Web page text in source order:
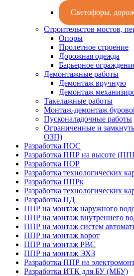
Светофоры,
Строительстов мостов,
Опоры
Пролетное строение
Дорожная одежда
Барьерное
Демонтажные работы
Демонтаж вручную
Демонтаж
Такелажные работы
Монтаж-демонтаж
Пусконаладочные работы
Ограниченные и
ОЗП)
Разработка ПОС
Разработка ППР на высоте
Разработка ПОР
Разработка технологических
Разработка ППРк
Разработка технологических
Разработка ПД
ППР на монтаж наружного
ППР на монтаж внутреннего
ППР на монтаж систем
ППР на монтаж ворот
ППР на монтаж РВС
ППР на монтаж ЭХЗ
Разработка ППР на
Разработка ИТК для БУ (МБУ)